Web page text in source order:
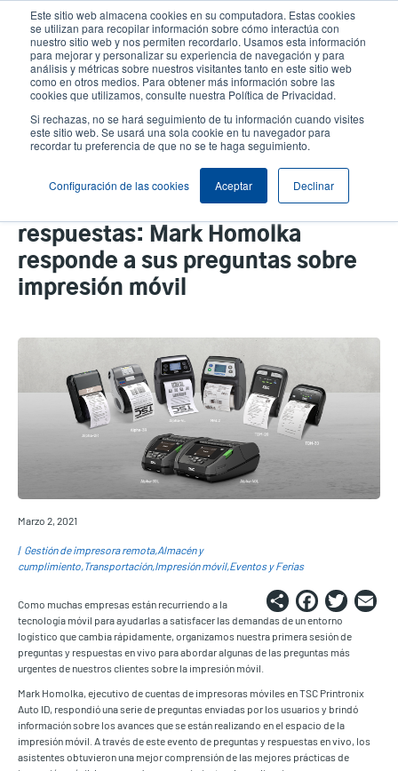
Este sitio web almacena cookies en su computadora. Estas cookies
se utilizan para recopilar información sobre cómo interactúa con
nuestro sitio web y nos permiten recordarlo. Usamos esta información
para mejorar y personalizar su experiencia de navegación y para
análisis y métricas sobre nuestros visitantes tanto en este sitio web
como en otros medios. Para obtener más información sobre las
cookies que utilizamos, consulte nuestra Política de Privacidad.
Si rechazas, no se hará seguimiento de tu información cuando visites
este sitio web. Se usará una sola cookie en tu navegador para
recordar tu preferencia de que no se te haga seguimiento.
Configuración de las cookies Aceptar Declinar
contenido
principal
User
account
menu
User
Header
Selector de productos
Pregúntenos cualquier cosa
Resumen de preguntas y
respuestas: Mark Homolka
responde a sus preguntas sobre
impresión móvil
Marzo 2, 2021
Gestión de impresora remota Almacén y
cumplimiento Transportación Impresión móvil Eventos y Ferias
Share
Como muchas empresas están recurriendo a la
tecnología móvil para ayudarlas a satisfacer las demandas de un entorno
logístico que cambia rápidamente, organizamos nuestra primera sesión de
preguntas y respuestas en vivo para abordar algunas de las preguntas más
urgentes de nuestros clientes sobre la impresión móvil.
Mark Homolka, ejecutivo de cuentas de impresoras móviles en TSC Printronix
Auto ID, respondió una serie de preguntas enviadas por los usuarios y brindó
información sobre los avances que se están realizando en el espacio de la
impresión móvil. A través de este evento de preguntas y respuestas en vivo, los
asistentes obtuvieron una mejor comprensión de las mejores prácticas de